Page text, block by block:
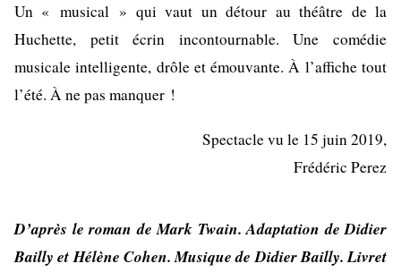
Un « musical » qui vaut un détour au théâtre de la
Huchette, petit écrin incontournable. Une comédie
musicale intelligente, drôle et émouvante. À l’affiche tout
l’été. À ne pas manquer !
Spectacle vu le 15 juin 2019,
Frédéric Perez
D’après le roman de Mark Twain. Adaptation de Didier
Bailly et Hélène Cohen. Musique de Didier Bailly. Livret